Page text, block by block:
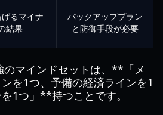
るマイナ
結果
バックアッププラン
と防御手段が必要
のマインドセットは、**「メ
を1つ、予備の経済ラインを1
1つ」**持つことです。